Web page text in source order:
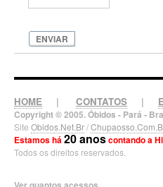
ENVIAR
HOME | CONTATOS |
Copyright © 2005. Óbidos - Pará -
Site Obidos.Net.Br/
Estamos há 20 anoscontando a
Todos os direitos reservados.